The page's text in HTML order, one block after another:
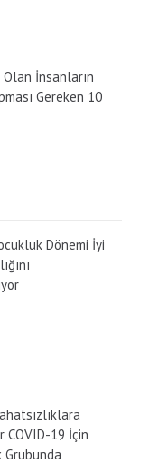
İnsanların
Gereken 10
Dönemi İyi
COVID-19 İçin
Grubunda